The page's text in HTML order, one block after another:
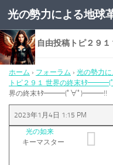
コンテンツへスキップ
光の勢力による地球
返信先: 自由投稿トピ２
ホーム › フォーラム › 光の勢力
トピ２９１ 世界の終末ｷﾀ
界の終末ｷﾀ━━━(ﾟ∀ﾟ)━━━!!
2023年1月4日 1:15 PM
光の如来
キーマスター